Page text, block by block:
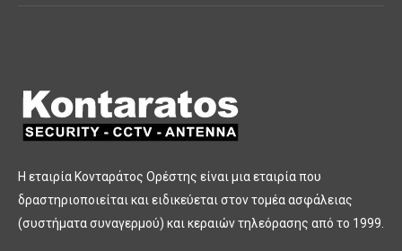
Η εταιρία Κονταράτος Ορέστης είναι μια εταιρία που
δραστηριοποιείται και ειδικεύεται στον τομέα ασφάλειας
(συστήματα συναγερμού) και κεραιών τηλεόρασης από το 1999.